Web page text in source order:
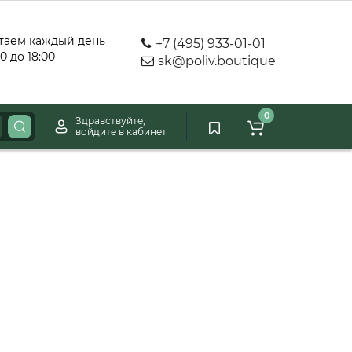
каждый день
до 18:00
+7 (495) 933-01-01
sk@poliv.boutique
Здравствуйте,
войдите в кабинет
0